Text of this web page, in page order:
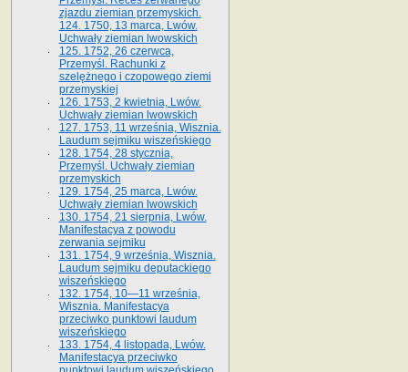
zjazdu ziemian przemyskich.
124. 1750, 13 marca, Lwów.
Uchwały ziemian lwowskich
125. 1752, 26 czerwca,
Przemyśl. Rachunki z
szelężnego i czopowego ziemi
przemyskiej
126. 1753, 2 kwietnia, Lwów.
Uchwały ziemian lwowskich
127. 1753, 11 września, Wisznia.
Laudum sejmiku wiszeńskiego
128. 1754, 28 stycznia,
Przemyśl. Uchwały ziemian
przemyskich
129. 1754, 25 marca, Lwów.
Uchwały ziemian lwowskich
130. 1754, 21 sierpnia, Lwów.
Manifestacya z powodu
zerwania sejmiku
131. 1754, 9 września, Wisznia.
Laudum sejmiku deputackiego
wiszeńskiego
132. 1754, 10—11 września,
Wisznia. Manifestacya
przeciwko punktowi laudum
wiszeńskiego
133. 1754, 4 listopada, Lwów.
Manifestacya przeciwko